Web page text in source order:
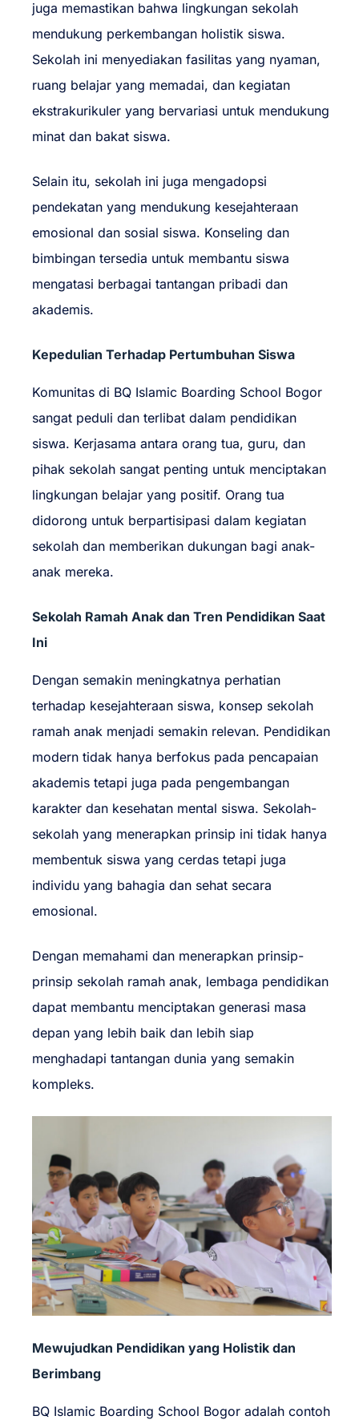
juga memastikan bahwa lingkungan sekolah
mendukung perkembangan holistik siswa.
Sekolah ini menyediakan fasilitas yang nyaman,
ruang belajar yang memadai, dan kegiatan
ekstrakurikuler yang bervariasi untuk mendukung
minat dan bakat siswa.
Selain itu, sekolah ini juga mengadopsi
pendekatan yang mendukung kesejahteraan
emosional dan sosial siswa. Konseling dan
bimbingan tersedia untuk membantu siswa
mengatasi berbagai tantangan pribadi dan
akademis.
Kepedulian Terhadap Pertumbuhan Siswa
Komunitas di BQ Islamic Boarding School Bogor
sangat peduli dan terlibat dalam pendidikan
siswa. Kerjasama antara orang tua, guru, dan
pihak sekolah sangat penting untuk menciptakan
lingkungan belajar yang positif. Orang tua
didorong untuk berpartisipasi dalam kegiatan
sekolah dan memberikan dukungan bagi anak-
anak mereka.
Sekolah Ramah Anak dan Tren Pendidikan Saat
Ini
Dengan semakin meningkatnya perhatian
terhadap kesejahteraan siswa, konsep sekolah
ramah anak menjadi semakin relevan. Pendidikan
modern tidak hanya berfokus pada pencapaian
akademis tetapi juga pada pengembangan
karakter dan kesehatan mental siswa. Sekolah-
sekolah yang menerapkan prinsip ini tidak hanya
membentuk siswa yang cerdas tetapi juga
individu yang bahagia dan sehat secara
emosional.
Dengan memahami dan menerapkan prinsip-
prinsip sekolah ramah anak, lembaga pendidikan
dapat membantu menciptakan generasi masa
depan yang lebih baik dan lebih siap
menghadapi tantangan dunia yang semakin
kompleks.
Mewujudkan Pendidikan yang Holistik dan
Berimbang
BQ Islamic Boarding School Bogor adalah contoh